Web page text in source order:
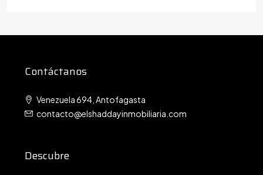
Contáctanos
Venezuela 694, Antofagasta
contacto@elshaddayinmobiliaria.com
Descubre